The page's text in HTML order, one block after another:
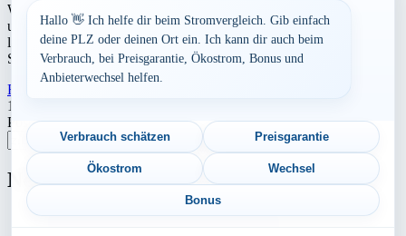
Werbung Den aktuellen Strompreis in 53578 Windhagen und die
ungefährend Kosten bei Stromanbietern können Sie hier berechnen
lassen. Preisvergleich: powered by TARIFCHECK24 GmbH Die
Strompreise […]
Read More
Seitennummerierung
der
Beiträge
1
Postleitzahl eingeben
Suchen
Neu berechnet
Aktuelle Strompreise in 57413 Finnentrop
Hallo 👋 Ich helfe dir beim Stromvergleich. Gib einfach
deine PLZ oder deinen Ort ein. Ich kann dir auch beim
Verbrauch, bei Preisgarantie, Ökostrom, Bonus und
Anbieterwechsel helfen.
Verbrauch schätzen Preisgarantie
Ökostrom Wechsel
Bonus